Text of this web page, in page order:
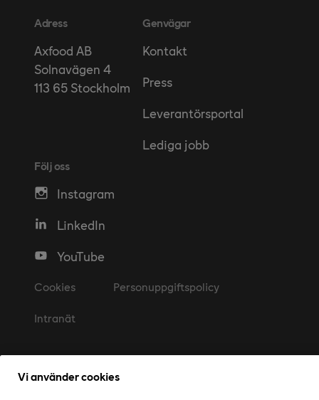
Adress
Axfood AB
Solnavägen 4
113 65 Stockholm
Genvägar
Kontakt
Press
Leverantörsportal
Lediga jobb
Följ oss
Instagram
LinkedIn
YouTube
Cookies Personuppgiftspolicy
Intranät
Vi använder cookies